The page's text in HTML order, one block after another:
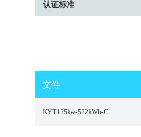
认证标准
文件
KYT125kw-522kWh-C